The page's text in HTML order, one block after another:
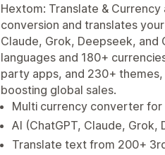
Hextom: Translate &
conversion and translates
Claude, Grok, Deepseek, and
languages and 180+
party apps, and 230+
boosting global sales.
Multi currency converter
AI (ChatGPT, Claude,
Translate text from 200+